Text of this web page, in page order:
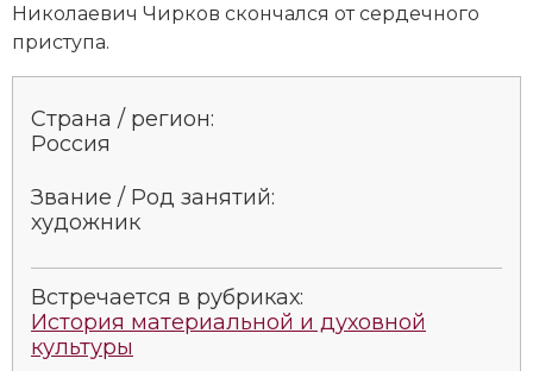
Николаевич Чирков скончался от сердечного
приступа.
Страна / регион:
Россия
Звание / Род занятий:
художник
Встречается в рубриках:
История материальной и духовной
культуры